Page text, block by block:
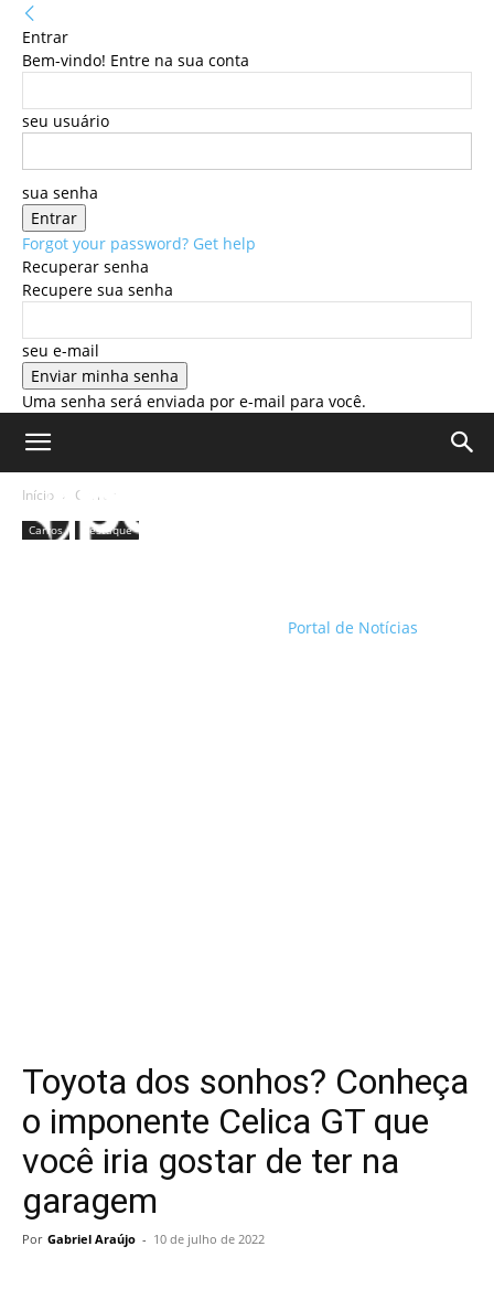
Entrar
Bem-vindo! Entre na sua conta
seu usuário
sua senha
Forgot your password? Get help
Recuperar senha
Recupere sua senha
seu e-mail
Uma senha será enviada por e-mail para você.
Portal de Notícias
Início Carros
Carros Destaque
Toyota dos sonhos? Conheça
o imponente Celica GT que
você iria gostar de ter na
garagem
Por Gabriel Araújo - 10 de julho de 2022